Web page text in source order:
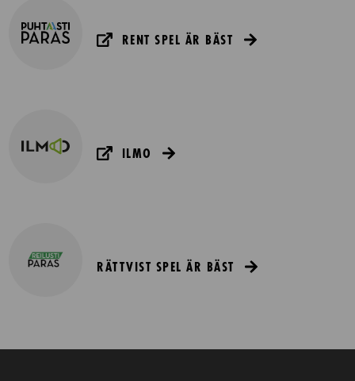
RENT SPEL ÄR BÄST
ILMO
RÄTTVIST SPEL ÄR BÄST